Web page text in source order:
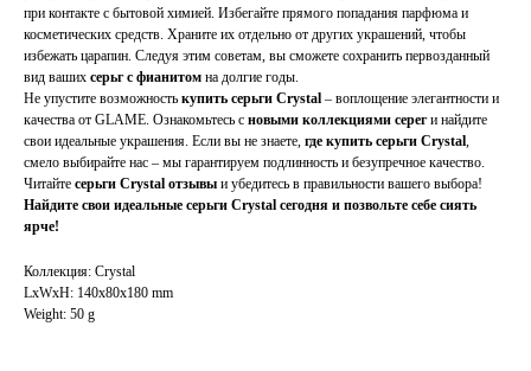
при контакте с бытовой химией. Избегайте прямого попадания парфюма и
косметических средств. Храните их отдельно от других украшений, чтобы
избежать царапин. Следуя этим советам, вы сможете сохранить первозданный
вид ваших серьг с фианитом на долгие годы.
Не упустите возможность купить серьги Crystal – воплощение элегантности и
качества от GLAME. Ознакомьтесь с новыми коллекциями сереги найдите
свои идеальные украшения. Если вы не знаете, где купить серьги Crystal,
смело выбирайте нас – мы гарантируем подлинность и безупречное качество.
Читайте серьги Crystal отзывы и убедитесь в правильности вашего выбора!
Найдите свои идеальные серьги Crystal сегодня и позвольте себе сиять
ярче!
Коллекция: Crystal
LxWxH: 140x80x180 mm
Weight: 50 g